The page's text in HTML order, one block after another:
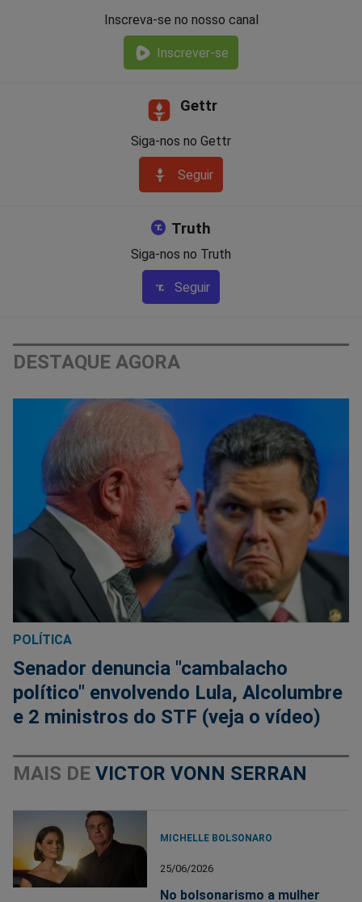
Inscreva-se no nosso canal
Inscrever-se
Gettr
Siga-nos no Gettr
Seguir
Truth
Siga-nos no Truth
Seguir
DESTAQUE AGORA
POLÍTICA
Senador denuncia "cambalacho
político" envolvendo Lula, Alcolumbre
e 2 ministros do STF (veja o vídeo)
MAIS DE VICTOR VONN SERRAN
MICHELLE BOLSONARO
25/06/2026
No bolsonarismo a mulher